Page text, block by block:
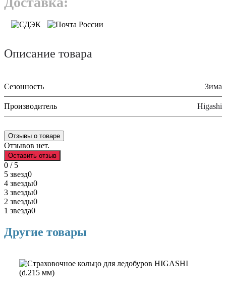
Описание товара
Сезонность Зима
Производитель Higashi
Отзывы о товаре
Отзывов нет.
Оставить отзыв
0 / 5
5 звезд0
4 звезды0
3 звезды0
2 звезды0
1 звезда0
Другие товары